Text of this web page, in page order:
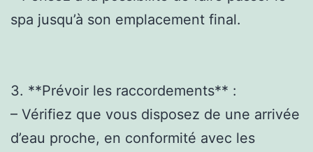
spa jusqu’à son emplacement final.
3. **Prévoir les raccordements** :
– Vérifiez que vous disposez de une arrivée
d’eau proche, en conformité avec les